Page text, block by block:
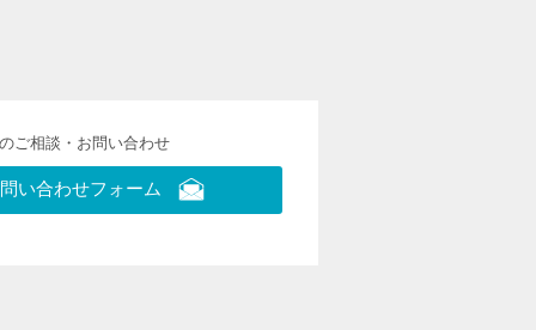
ご相談・お問い合わせ
い合わせフォーム